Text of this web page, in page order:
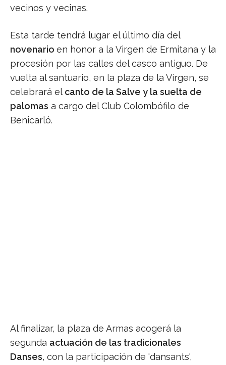
vecinos y vecinas.
Esta tarde tendrá lugar el último día del
novenario en honor a la Virgen de Ermitana y la
procesión por las calles del casco antiguo. De
vuelta al santuario, en la plaza de la Virgen, se
celebrará el canto de la Salve y la suelta de
palomas a cargo del Club Colombófilo de
Benicarló.
Al finalizar, la plaza de Armas acogerá la
segunda actuación de las tradicionales
Danses, con la participación de 'dansants',